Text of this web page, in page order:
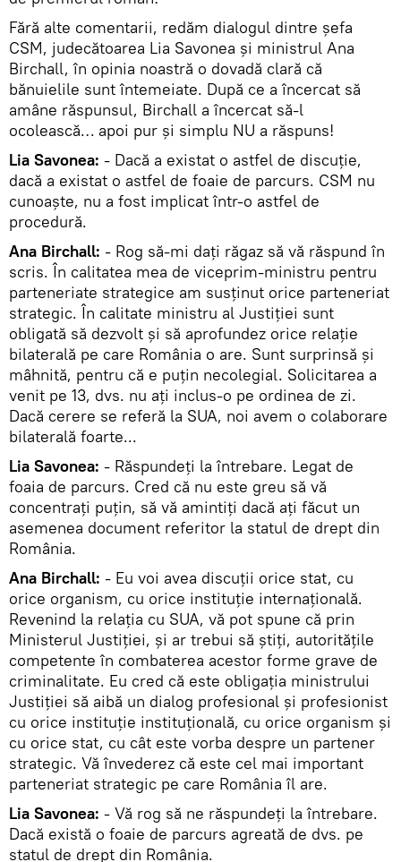
Fără alte comentarii, redăm dialogul dintre șefa
CSM, judecătoarea Lia Savonea și ministrul Ana
Birchall, în opinia noastră o dovadă clară că
bănuielile sunt întemeiate. După ce a încercat să
amâne răspunsul, Birchall a încercat să-l
ocolească… apoi pur și simplu NU a răspuns!
Lia Savonea: - Dacă a existat o astfel de discuţie,
dacă a existat o astfel de foaie de parcurs. CSM nu
cunoaşte, nu a fost implicat într-o astfel de
procedură.
Ana Birchall: - Rog să-mi daţi răgaz să vă răspund în
scris. În calitatea mea de viceprim-ministru pentru
parteneriate strategice am susţinut orice parteneriat
strategic. În calitate ministru al Justiţiei sunt
obligată să dezvolt şi să aprofundez orice relaţie
bilaterală pe care România o are. Sunt surprinsă şi
mâhnită, pentru că e puţin necolegial. Solicitarea a
venit pe 13, dvs. nu aţi inclus-o pe ordinea de zi.
Dacă cerere se referă la SUA, noi avem o colaborare
bilaterală foarte...
Lia Savonea: - Răspundeţi la întrebare. Legat de
foaia de parcurs. Cred că nu este greu să vă
concentraţi puţin, să vă amintiţi dacă aţi făcut un
asemenea document referitor la statul de drept din
România.
Ana Birchall: - Eu voi avea discuţii orice stat, cu
orice organism, cu orice instituţie internaţională.
Revenind la relaţia cu SUA, vă pot spune că prin
Ministerul Justiţiei, şi ar trebui să ştiţi, autorităţile
competente în combaterea acestor forme grave de
criminalitate. Eu cred că este obligaţia ministrului
Justiţiei să aibă un dialog profesional şi profesionist
cu orice instituţie instituţională, cu orice organism şi
cu orice stat, cu cât este vorba despre un partener
strategic. Vă învederez că este cel mai important
parteneriat strategic pe care România îl are.
Lia Savonea: - Vă rog să ne răspundeţi la întrebare.
Dacă există o foaie de parcurs agreată de dvs. pe
statul de drept din România.